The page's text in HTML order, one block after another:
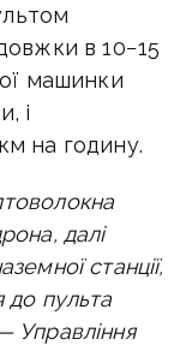
в 10−15
машинки
і
на годину.
далі
станції,
до пульта
Управління